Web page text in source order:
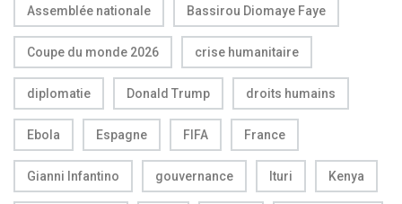
Assemblée nationale Bassirou Diomaye Faye
Coupe du monde 2026 crise humanitaire
diplomatie Donald Trump droits humains
Ebola Espagne FIFA France
Gianni Infantino gouvernance Ituri Kenya